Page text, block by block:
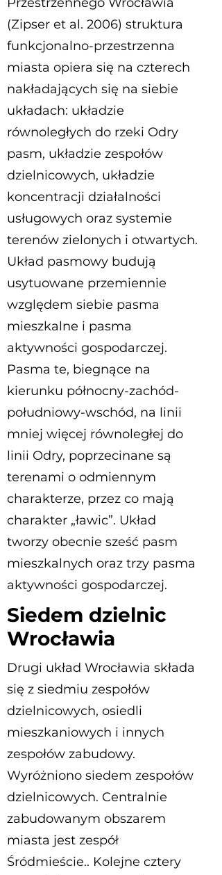
(Zipser et al. 2006) struktura
funkcjonalno-przestrzenna
miasta opiera się na czterech
nakładających się na siebie
układach: układzie
równoległych do rzeki Odry
pasm, układzie zespołów
dzielnicowych, układzie
koncentracji działalności
usługowych oraz systemie
terenów zielonych i otwartych.
Układ pasmowy budują
usytuowane przemiennie
względem siebie pasma
mieszkalne i pasma
aktywności gospodarczej.
Pasma te, biegnące na
kierunku północny-zachód-
południowy-wschód, na linii
mniej więcej równoległej do
linii Odry, poprzecinane są
terenami o odmiennym
charakterze, przez co mają
charakter „ławic”. Układ
tworzy obecnie sześć pasm
mieszkalnych oraz trzy pasma
aktywności gospodarczej.
Siedem dzielnic
Wrocławia
Drugi układ Wrocławia składa
się z siedmiu zespołów
dzielnicowych, osiedli
mieszkaniowych i innych
zespołów zabudowy.
Wyróżniono siedem zespołów
dzielnicowych. Centralnie
zabudowanym obszarem
miasta jest zespół
Śródmieście.. Kolejne cztery